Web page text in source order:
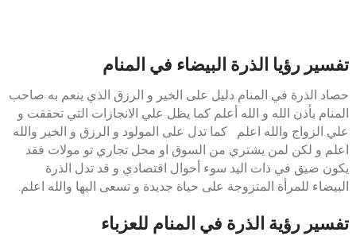
تفسير رؤيا الذرة البيضاء في المنام
حصاد الذرة في المنام دليل على الخير و الرزق الذي ينعم به صاحب
المنام بأذن الله و الله أعلم كما يظل علي الانجازات التي تحققت و
علي الزواج والله اعلم كما تدل على المولود و الرزق و الخير والله
اعلم و لكن لمن يشتري من السوق او محل تجاري تو مولات فقد
يكون ضيق في ذات اليد سوء أحوال اقتصادي و قد تدل الذرة
البيضاء للمرأة المتزوجة على حياة جديدة و تسعى اليها والله اعلم.
تفسير رؤية الذرة في المنام للعزباء